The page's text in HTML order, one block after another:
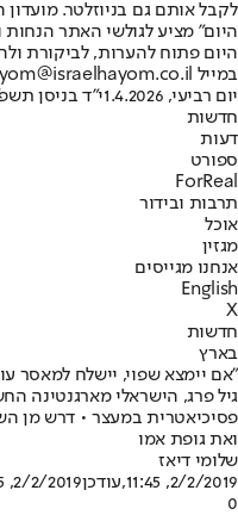
לקבל אותם גם בניוזלטר.
היום" מציע לגולשי האתר
היום פתוח להערות, לביקורת
במייל hayom@israelhayom.co.il.
יום רביעי, 1.4.2026
י"ד בניסן
חדשות
דעות
ספורט
ForReal
תרבות ובידור
אוכל
מגזין
אנחנו מגייסים
English
X
חדשות
בארץ
"אם יימצא שפוי, יישלח למאסר
גיל פרג, הישראלי מארגנטינה
פסיכיאטרית במעצר • דרש מן
ואת גופת אמו
שלומי דיאז
2/2/2019, 11:45
,עודכן2/2/2019, 16:15
0